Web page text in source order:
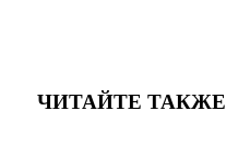
ЧИТАЙТЕ ТАКЖЕ